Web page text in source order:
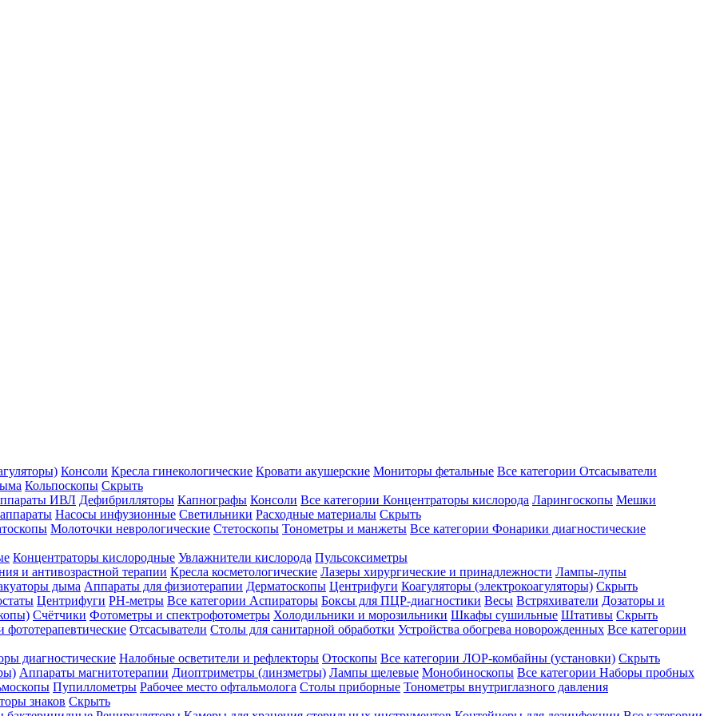
Консоли Кресла гинекологические Кровати акушерские Мониторы фетальные Все категории Отсасыватели
Кольпоскопы Скрыть
ИВЛ Дефибрилляторы Капнографы Консоли Все категории Концентраторы кислорода Ларингоскопы Мешки
Насосы инфузионные Светильники Расходные материалы Скрыть
Молоточки неврологические Стетоскопы Тонометры и манжеты Все категории Фонарики диагностические
Концентраторы кислородные Увлажнители кислорода Пульсоксиметры
и антивозрастной терапии Кресла косметологические Лазеры хирургические и принадлежности Лампы-лупы
дыма Аппараты для физиотерапии Дерматоскопы Центрифуги Коагуляторы (электрокоагуляторы) Скрыть
Центрифуги PH-метры Все категории Аспираторы Боксы для ПЦР-диагностики Весы Встряхиватели Дозаторы и
Счётчики Фотометры и спектрофотометры Холодильники и морозильники Шкафы сушильные Штативы Скрыть
фототерапевтические Отсасыватели Столы для санитарной обработки Устройства обогрева новорожденных Все категории
диагностические Налобные осветители и рефлекторы Отоскопы Все категории ЛОР-комбайны (установки) Скрыть
Аппараты магнитотерапии Диоптриметры (линзметры) Лампы щелевые Монобиноскопы Все категории Наборы пробных
Пупиллометры Рабочее место офтальмолога Столы приборные Тонометры внутриглазного давления
знаков Скрыть